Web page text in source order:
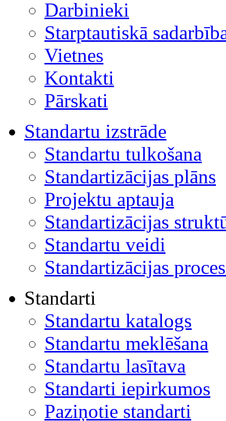
Darbinieki
Starptautiskā
Vietnes
Kontakti
Pārskati
Standartu izstrāde
Standartu tulkošana
Standartizācijas plāns
Projektu aptauja
Standartizācijas
Standartu veidi
Standartizācijas
Standarti
Standartu katalogs
Standartu meklēšana
Standartu lasītava
Standarti iepirkumos
Paziņotie standarti